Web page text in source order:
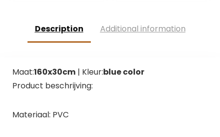
Tandenreiniging |
Helpt tandplak af
te verwijderen
Description Additional information
Maat:160x30cm| Kleur:blue color
Product beschrijving:
Materiaal: PVC